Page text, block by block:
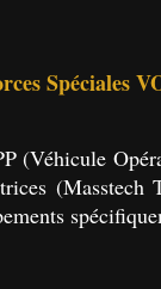
Spéciales
(Véhicule
(Masstech